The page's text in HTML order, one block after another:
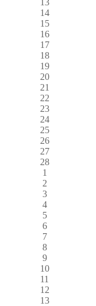
14
15
16
17
18
19
20
21
22
23
24
25
26
27
28
1
2
3
4
5
6
7
8
9
10
11
12
13